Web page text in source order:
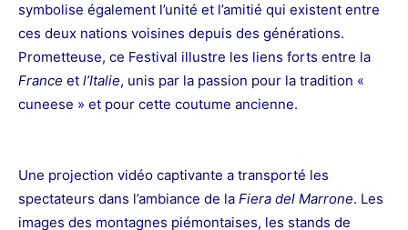
symbolise également l’unité et l’amitié qui existent entre
ces deux nations voisines depuis des générations.
Prometteuse, ce Festival illustre les liens forts entre la
France et l’Italie, unis par la passion pour la tradition «
cuneese » et pour cette coutume ancienne.
Une projection vidéo captivante a transporté les
spectateurs dans l’ambiance de la Fiera del Marrone. Les
images des montagnes piémontaises, les stands de